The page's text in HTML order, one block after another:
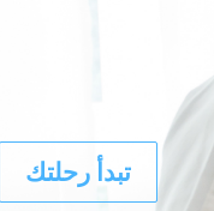
تبدأ رحلتك